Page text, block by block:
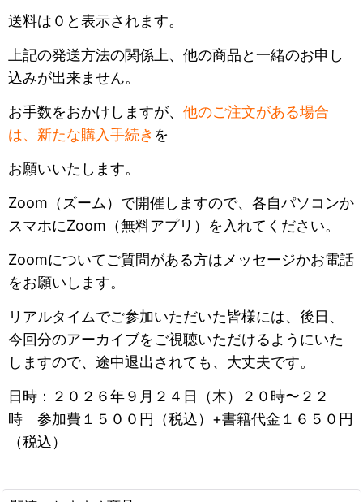
送料は０と表示されます。
上記の発送方法の関係上、他の商品と一緒のお申し
込みが出来ません。
お手数をおかけしますが、 他のご注文がある場合
は、 新たな購入手続き を
お願いいたします。
Zoom（ズーム）で開催しますので、各自パソコンか
スマホにZoom（無料アプリ）を入れてください。
Zoomについてご質問がある方はメッセージかお電話
をお願いします。
リアルタイムでご参加いただいた皆様には、後日、
今回分のアーカイブをご視聴いただけるようにいた
しますので、途中退出されても、大丈夫です。
日時：２０２６年９月２４日（木）２０時〜２２
時 参加費１５００円（税込）+書籍代金１６５０円
（税込）